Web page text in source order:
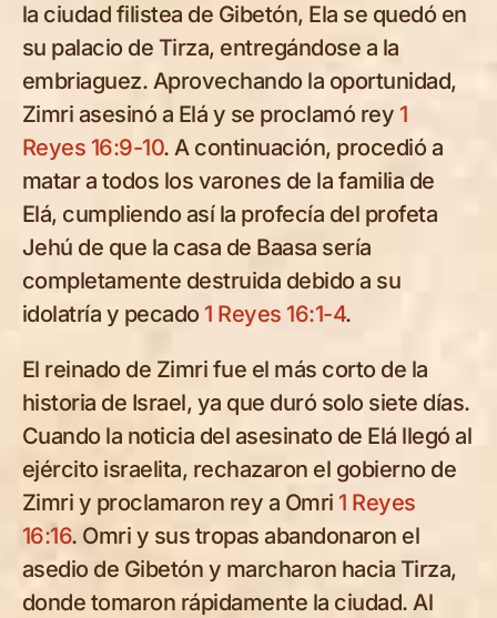
la ciudad filistea de Gibetón, Ela se quedó en
su palacio de Tirza, entregándose a la
embriaguez. Aprovechando la oportunidad,
Zimri asesinó a Elá y se proclamó rey 1
Reyes 16:9-10. A continuación, procedió a
matar a todos los varones de la familia de
Elá, cumpliendo así la profecía del profeta
Jehú de que la casa de Baasa sería
completamente destruida debido a su
idolatría y pecado 1 Reyes 16:1-4.
El reinado de Zimri fue el más corto de la
historia de Israel, ya que duró solo siete días.
Cuando la noticia del asesinato de Elá llegó al
ejército israelita, rechazaron el gobierno de
Zimri y proclamaron rey a Omri 1 Reyes
16:16. Omri y sus tropas abandonaron el
asedio de Gibetón y marcharon hacia Tirza,
donde tomaron rápidamente la ciudad. Al